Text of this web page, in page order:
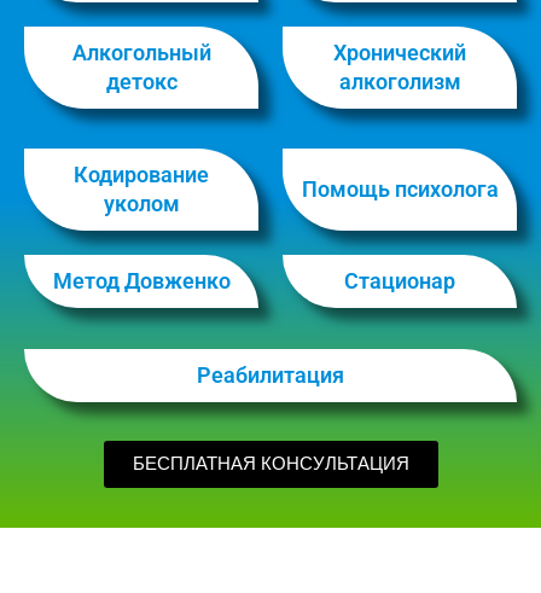
Алкогольный
детокс
Хронический
алкоголизм
Кодирование
уколом
Помощь психолога
Метод Довженко Стационар
Реабилитация
БЕСПЛАТНАЯ КОНСУЛЬТАЦИЯ